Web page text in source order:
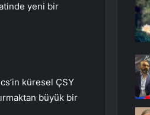
yeni bir
küresel ÇSY
büyük bir